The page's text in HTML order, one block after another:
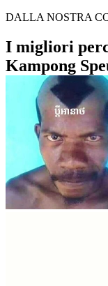
DALLA NOSTRA
I migliori
Kampong